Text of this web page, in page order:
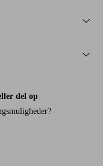
del op
?